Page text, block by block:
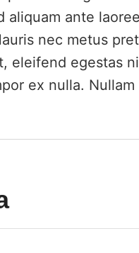
aliquam ante
nec metus
eleifend egestas
ex nulla.